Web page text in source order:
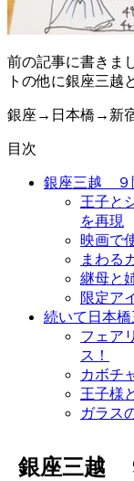
前の記事に書きま
トの他に銀座三越
銀座→日本橋→新
目次
銀座三越 ９
王子と
を再現
映画で
まわる
継母と
限定ア
続いて日本橋
フェア
ス！
カボチ
王子様
ガラス
銀座三越